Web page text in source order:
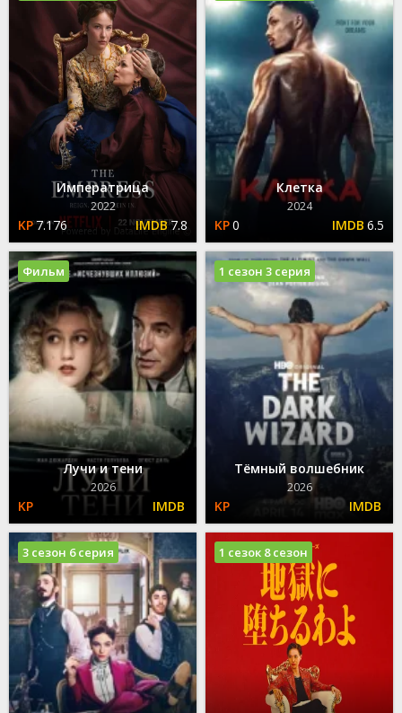
Императрица
2022
7.176 7.8
Клетка
2024
0 6.5
Лучи и тени
2026
Фильм
Тёмный волшебник
2026
1 сезон 3 серия
3 сезон 6 серия 1 сезок 8 сезон